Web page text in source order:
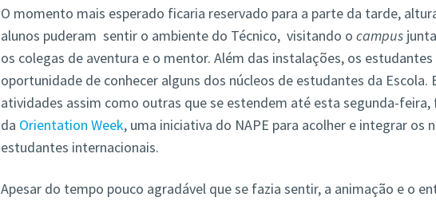
O momento mais esperado ficaria reservado para a parte da tarde,
alunos puderam sentir o ambiente do Técnico, visitando o campus
os colegas de aventura e o mentor. Além das instalações, os
oportunidade de conhecer alguns dos núcleos de estudantes da Escola.
atividades assim como outras que se estendem até esta segunda-feira,
da Orientation Week, uma iniciativa do NAPE para acolher e integrar os
estudantes internacionais.
Apesar do tempo pouco agradável que se fazia sentir, a animação e o